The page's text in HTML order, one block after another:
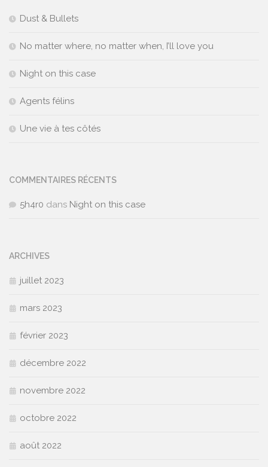
Dust & Bullets
No matter where, no matter when, I’ll love you
Night on this case
Agents félins
Une vie à tes côtés
COMMENTAIRES RÉCENTS
5h4r0 dans Night on this case
ARCHIVES
juillet 2023
mars 2023
février 2023
décembre 2022
novembre 2022
octobre 2022
août 2022